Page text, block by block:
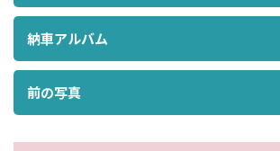
納車アルバム
前の写真